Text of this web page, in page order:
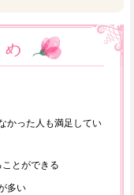
かった人も満足してい
とができる
多い